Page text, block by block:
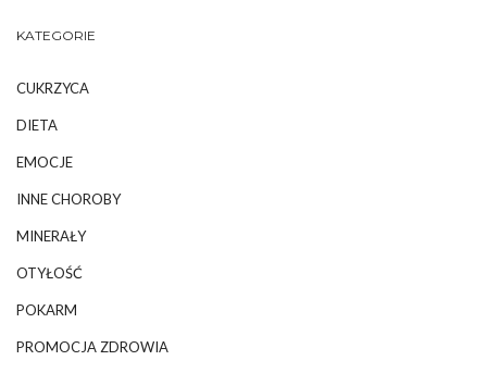
KATEGORIE
CUKRZYCA
DIETA
EMOCJE
INNE CHOROBY
MINERAŁY
OTYŁOŚĆ
POKARM
PROMOCJA ZDROWIA